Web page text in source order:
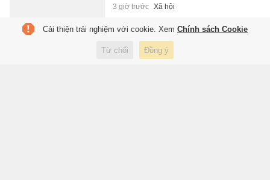
3 giờ trước Xã hội
Khoảnh khắc ASEAN Cup: Đình
Bắc dẫn đầu danh sách Vua
Cải thiện trải nghiệm với cookie. Xem Chính sách Cookie
Từ chối Đồng ý